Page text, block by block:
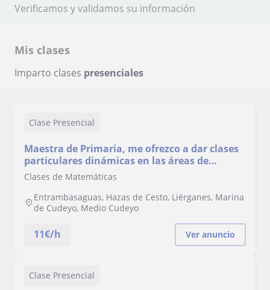
Verificamos y validamos su información
Mis clases
Imparto clases presenciales
Clase Presencial
Maestra de Primaria, me ofrezco a dar clases
particulares dinámicas en las áreas de
Lengua y Matemáticas
Clases de Matemáticas
Entrambasaguas, Hazas de Cesto, Liérganes, Marina
de Cudeyo, Medio Cudeyo
11€/h Ver anuncio
Clase Presencial